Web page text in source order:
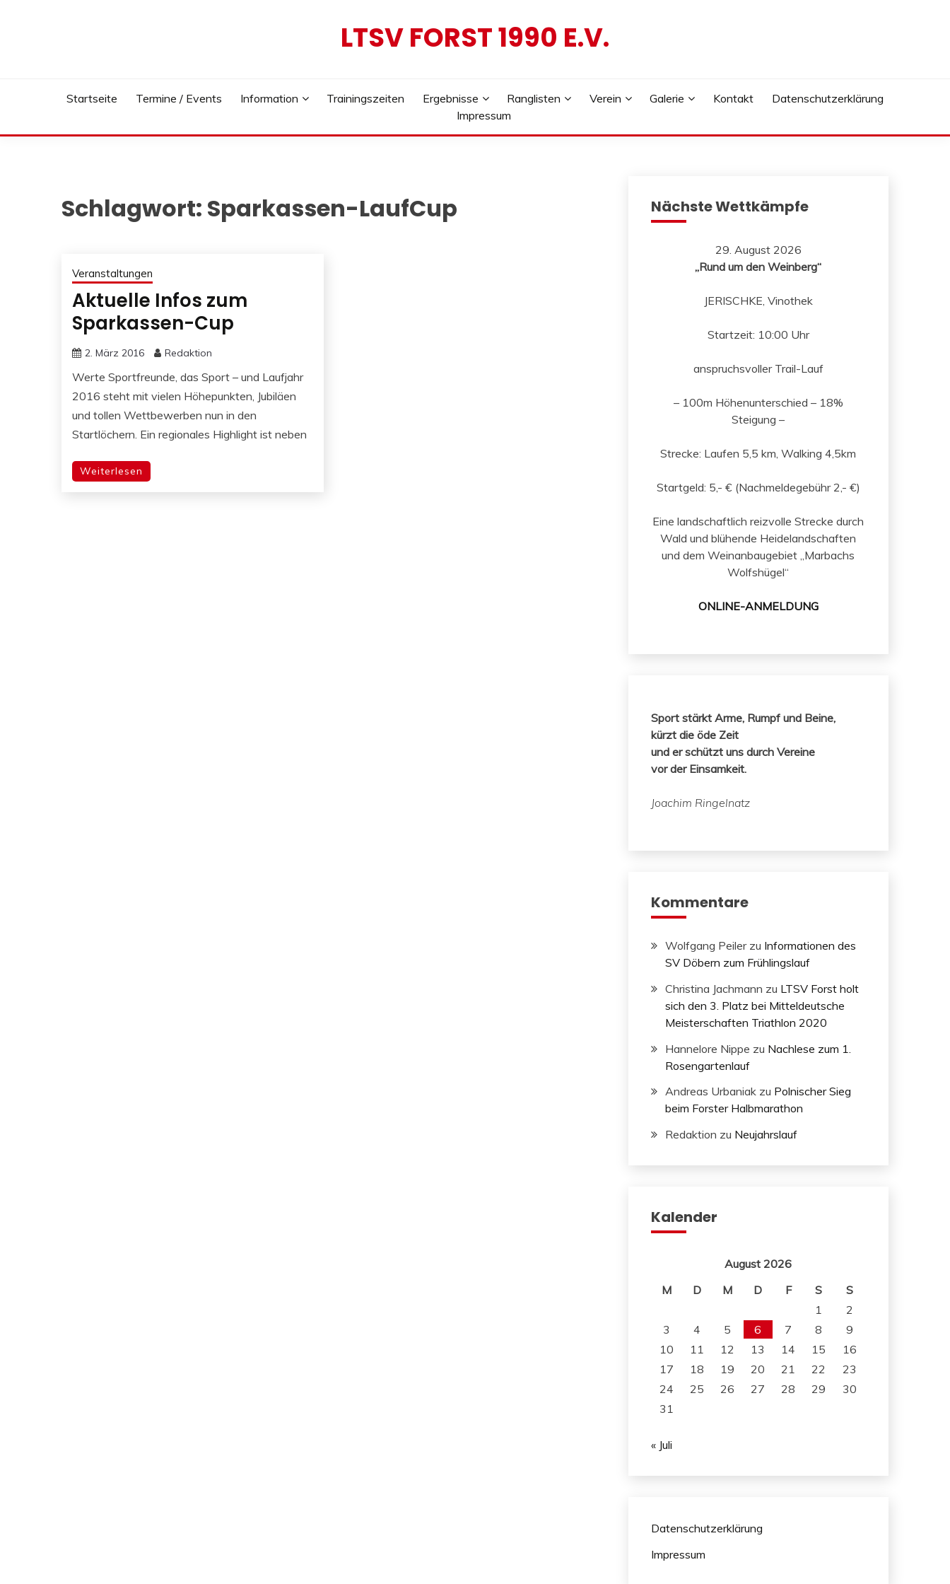
LTSV FORST 1990 E.V.
Startseite Termine / Events Information Trainingszeiten Ergebnisse Ranglisten Verein Galerie Kontakt
Datenschutzerklärung
Impressum
Schlagwort: Sparkassen-LaufCup
Veranstaltungen
Aktuelle Infos zum
Sparkassen-Cup
2. März 2016 Redaktion
Werte Sportfreunde, das Sport – und Laufjahr
2016 steht mit vielen Höhepunkten, Jubiläen
und tollen Wettbewerben nun in den
Startlöchern. Ein regionales Highlight ist neben
Weiterlesen
Nächste Wettkämpfe
29. August 2026
„Rund um den Weinberg“
JERISCHKE, Vinothek
Startzeit: 10:00 Uhr
anspruchsvoller Trail-Lauf
– 100m Höhenunterschied – 18%
Steigung –
Strecke: Laufen 5,5 km, Walking 4,5km
Startgeld: 5,- € (Nachmeldegebühr 2,- €)
Eine landschaftlich reizvolle Strecke durch
Wald und blühende Heidelandschaften
und dem Weinanbaugebiet „Marbachs
Wolfshügel“
ONLINE-ANMELDUNG
Sport stärkt Arme, Rumpf und Beine,
kürzt die öde Zeit
und er schützt uns durch Vereine
vor der Einsamkeit.
Joachim Ringelnatz
Kommentare
Wolfgang Peilerzu Informationen des
SV Döbern zum Frühlingslauf
Christina Jachmann zu LTSV Forst holt
sich den 3. Platz bei Mitteldeutsche
Meisterschaften Triathlon 2020
Hannelore Nippe zu Nachlese zum 1.
Rosengartenlauf
Andreas Urbaniakzu Polnischer Sieg
beim Forster Halbmarathon
Redaktion zu Neujahrslauf
Kalender
August 2026
M
D M D F S
S
1
2
3
4 5 6 7 8
9
10
11 12 13 14 15
16
17
18 19 20 21 22
23
24
25 26 27 28 29
30
31
« Juli
Datenschutzerklärung
Impressum